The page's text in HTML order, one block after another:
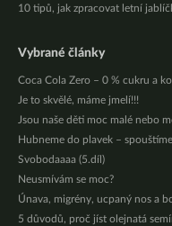
10 tipů, jak zpracovat letní
Vybrané články
Coca Cola Zero – 0 % cukru a
Je to skvělé, máme jmelí!!!
Jsou naše děti moc malé nebo
Hubneme do plavek –
Svobodaaaa (5.díl)
Neusmívám se moc?
Únava, migrény, ucpaný nos a
5 důvodů, proč jíst olejnatá